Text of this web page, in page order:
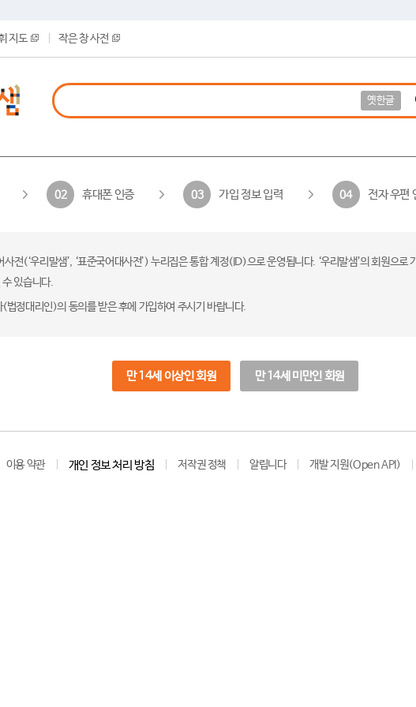
지도 작은 창 사전
옛한글
02 휴대폰 인증 03 가입 정보 입력 04 전자 우편
전(‘우리말샘’, ‘표준국어대사전’) 누리집은 통합 계정(ID)으로 운영됩니다. ‘우리말샘’의 회원으
수 있습니다.
법정대리인)의 동의를 받은 후에 가입하여 주시기 바랍니다.
만 14세 이상인 회원 만 14세 미만인 회원
이용 약관 개인 정보 처리 방침 저작권 정책 알립니다 개발 지원(Open API)